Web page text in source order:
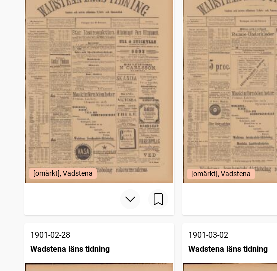
[omärkt], Vadstena [omärkt], Vadstena
1901-02-28
Wadstena läns tidning
1901-03-02
Wadstena läns tidning